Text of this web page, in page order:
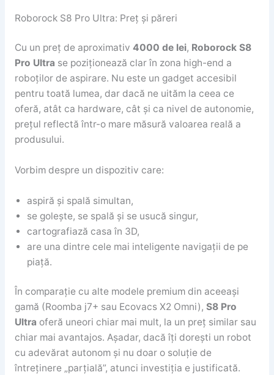
Roborock S8 Pro Ultra: Preț și păreri
Cu un preț de aproximativ 4000 de lei, Roborock S8
Pro Ultra se poziționează clar în zona high-end a
roboților de aspirare. Nu este un gadget accesibil
pentru toată lumea, dar dacă ne uităm la ceea ce
oferă, atât ca hardware, cât și ca nivel de autonomie,
prețul reflectă într-o mare măsură valoarea reală a
produsului.
Vorbim despre un dispozitiv care:
aspiră și spală simultan,
se golește, se spală și se usucă singur,
cartografiază casa în 3D,
are una dintre cele mai inteligente navigații de pe
piață.
În comparație cu alte modele premium din aceeași
gamă (Roomba j7+ sau Ecovacs X2 Omni), S8 Pro
Ultra oferă uneori chiar mai mult, la un preț similar sau
chiar mai avantajos. Așadar, dacă îți dorești un robot
cu adevărat autonom și nu doar o soluție de
întreținere „parțială”, atunci investiția e justificată.